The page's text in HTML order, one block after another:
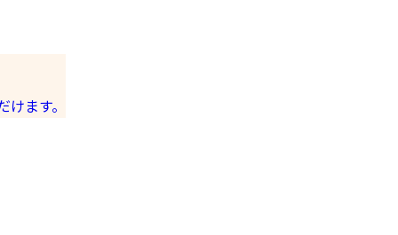
ます。